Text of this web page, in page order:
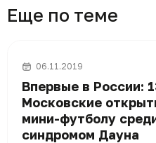
Еще по теме
06.11.2019
Впервые в России:
Московские
мини-футболу
синдромом Дауна